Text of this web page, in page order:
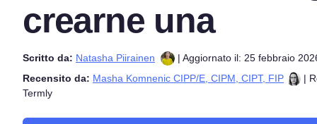
Generatore di Clausola
Generatore di Politica di
Novità Termly
crearne una
Scritto da: Natasha Piirainen
| Aggiornato il: 25 febbraio
Recensito da: Masha Komnenic CIPP/E, CIPM, CIPT, FIP
|
Termly